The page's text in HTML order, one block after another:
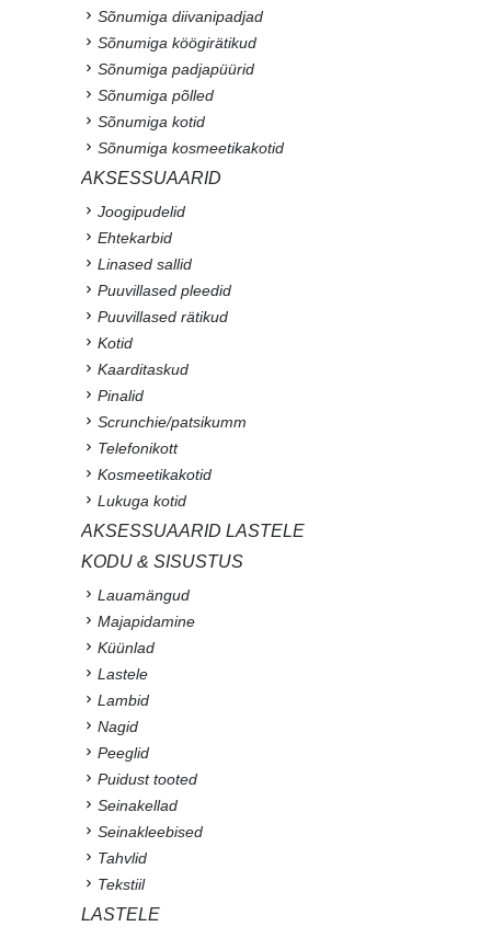
Sõnumiga diivanipadjad
Sõnumiga köögirätikud
Sõnumiga padjapüürid
Sõnumiga põlled
Sõnumiga kotid
Sõnumiga kosmeetikakotid
AKSESSUAARID
Joogipudelid
Ehtekarbid
Linased sallid
Puuvillased pleedid
Puuvillased rätikud
Kotid
Kaarditaskud
Pinalid
Scrunchie/patsikumm
Telefonikott
Kosmeetikakotid
Lukuga kotid
AKSESSUAARID LASTELE
KODU & SISUSTUS
Lauamängud
Majapidamine
Küünlad
Lastele
Lambid
Nagid
Peeglid
Puidust tooted
Seinakellad
Seinakleebised
Tahvlid
Tekstiil
LASTELE